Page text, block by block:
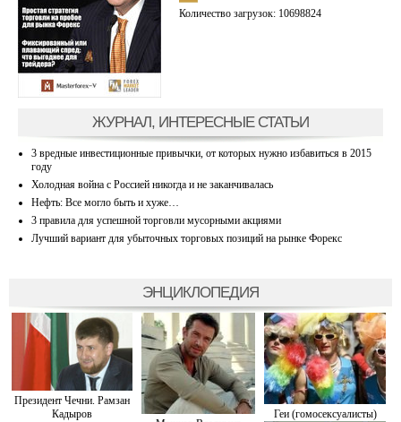
Количество загрузок: 10698824
ЖУРНАЛ, ИНТЕРЕСНЫЕ СТАТЬИ
3 вредные инвестиционные привычки, от которых нужно избавиться в 2015
году
Холодная война с Россией никогда и не заканчивалась
Нефть: Все могло быть и хуже…
3 правила для успешной торговли мусорными акциями
Лучший вариант для убыточных торговых позиций на рынке Форекс
ЭНЦИКЛОПЕДИЯ
Президент Чечни. Рамзан
Кадыров
Геи (гомосексуалисты)